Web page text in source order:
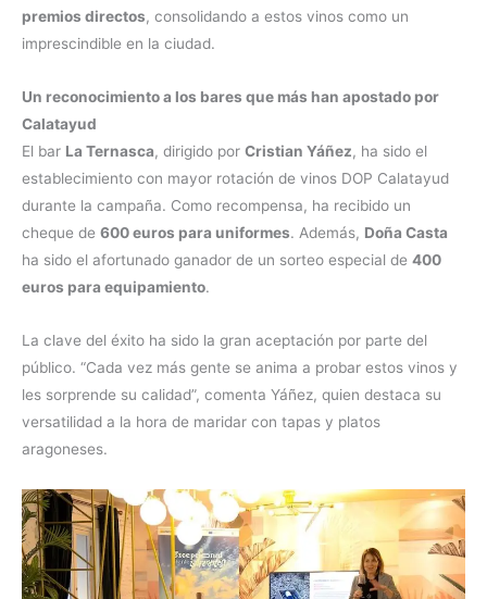
premios directos, consolidando a estos vinos como un
imprescindible en la ciudad.
Un reconocimiento a los bares que más han apostado por
Calatayud
El bar La Ternasca, dirigido por Cristian Yáñez, ha sido el
establecimiento con mayor rotación de vinos DOP Calatayud
durante la campaña. Como recompensa, ha recibido un
cheque de 600 euros para uniformes. Además, Doña Casta
ha sido el afortunado ganador de un sorteo especial de 400
euros para equipamiento.
La clave del éxito ha sido la gran aceptación por parte del
público. “Cada vez más gente se anima a probar estos vinos y
les sorprende su calidad”, comenta Yáñez, quien destaca su
versatilidad a la hora de maridar con tapas y platos
aragoneses.